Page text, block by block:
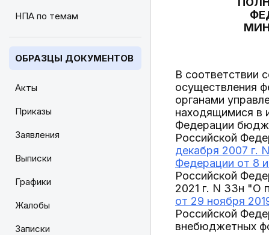
НПА по темам
ОБРАЗЦЫ ДОКУМЕНТОВ
Акты
Приказы
Заявления
Выписки
Графики
Жалобы
Записки
В соответствии
осуществления
органами
находящимися в
Федерации
Российской
декабря 2007 г.
Федерации от 8
Российской
2021 г. N 33н "О
от 29 ноября
Российской
внебюджетных